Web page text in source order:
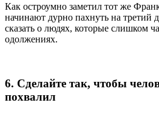
Как остроумно заметил тот же
начинают дурно пахнуть на третий
сказать о людях, которые слишком
одолжениях.
6. Сделайте так, чтобы
похвалил